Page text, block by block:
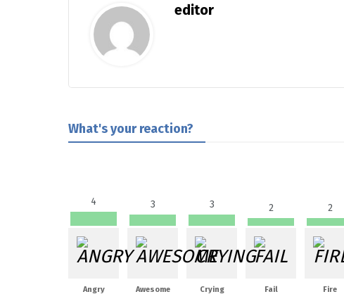
editor
What's your reaction?
4
Angry
3
Awesome
3
Crying
2
Fail
2
Fire